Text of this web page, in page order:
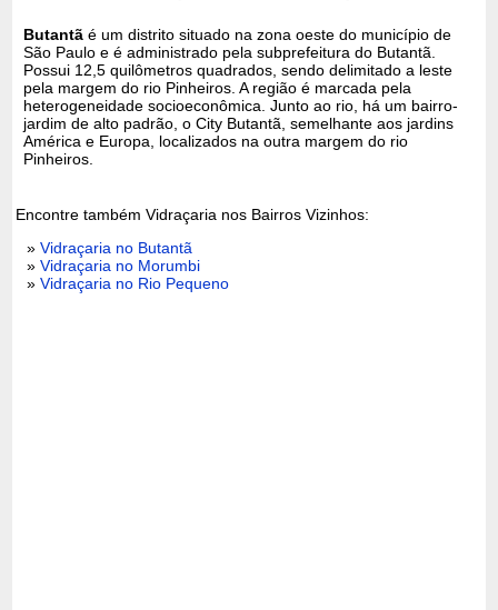
Butantã é um distrito situado na zona oeste do município de
São Paulo e é administrado pela subprefeitura do Butantã.
Possui 12,5 quilômetros quadrados, sendo delimitado a leste
pela margem do rio Pinheiros. A região é marcada pela
heterogeneidade socioeconômica. Junto ao rio, há um bairro-
jardim de alto padrão, o City Butantã, semelhante aos jardins
América e Europa, localizados na outra margem do rio
Pinheiros.
Encontre também Vidraçaria nos Bairros Vizinhos:
»Vidraçaria no Butantã
»Vidraçaria no Morumbi
»Vidraçaria no Rio Pequeno